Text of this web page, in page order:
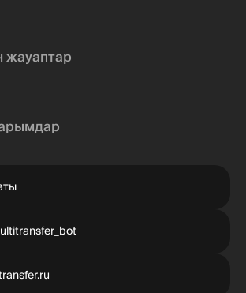
жауаптар